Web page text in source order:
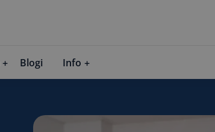
Blogi Info